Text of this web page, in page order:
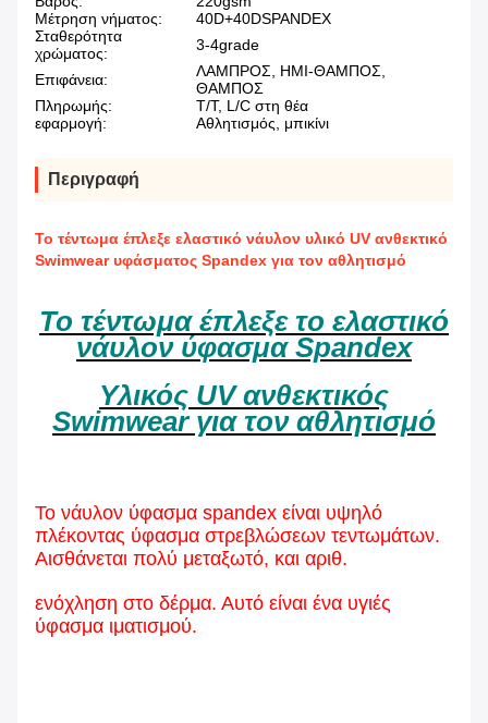
Μέτρηση νήματος:
40D+40DSPANDEX
Σταθερότητα
χρώματος:
3-4grade
Επιφάνεια:
ΛΑΜΠΡΟΣ, ΗΜΙ-ΘΑΜΠΟΣ,
ΘΑΜΠΟΣ
Πληρωμής:
T/T, L/C στη θέα
εφαρμογή:
Αθλητισμός, μπικίνι
Περιγραφή
Το τέντωμα έπλεξε ελαστικό νάυλον υλικό UV ανθεκτικό
Swimwear υφάσματος Spandex για τον αθλητισμό
Το τέντωμα έπλεξε το ελαστικό
νάυλον ύφασμα Spandex
Υλικός UV ανθεκτικός
Swimwear για τον αθλητισμό
Το νάυλον ύφασμα spandex είναι υψηλό
πλέκοντας ύφασμα στρεβλώσεων τεντωμάτων.
Αισθάνεται πολύ μεταξωτό, και αριθ.
ενόχληση στο δέρμα. Αυτό είναι ένα υγιές
ύφασμα ιματισμού.